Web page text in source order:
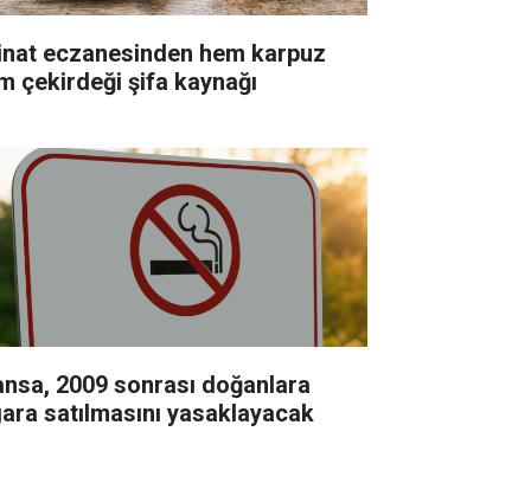
eczanesinden hem karpuz
çekirdeği şifa kaynağı
2009 sonrası doğanlara
satılmasını yasaklayacak